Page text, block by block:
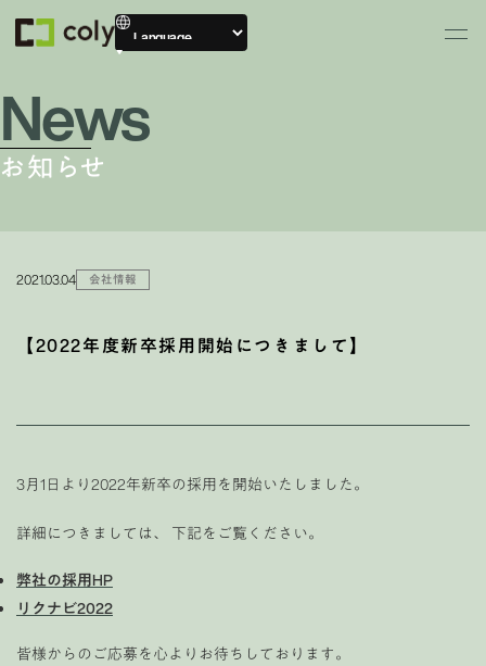
News
お知らせ
2021.03.04 会社情報
【2022年度新卒採用開始につきまして】
3月1日より2022年新卒の採用を開始いたしました。
詳細につきましては、 下記をご覧ください。
弊社の採用HP
リクナビ2022
皆様からのご応募を心よりお待ちしております。